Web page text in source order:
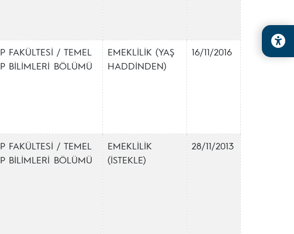
FAKÜLTESİ / TEMEL
BİLİMLERİ BÖLÜMÜ
EMEKLİLİK (YAŞ
HADDİNDEN)
16/11/2016
FAKÜLTESİ / TEMEL
BİLİMLERİ BÖLÜMÜ
EMEKLİLİK
(İSTEKLE)
28/11/2013